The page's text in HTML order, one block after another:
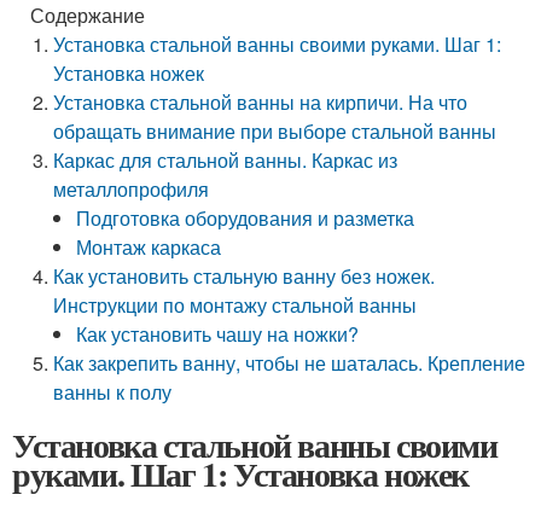
Содержание
Установка стальной ванны своими руками. Шаг 1:
Установка ножек
Установка стальной ванны на кирпичи. На что
обращать внимание при выборе стальной ванны
Каркас для стальной ванны. Каркас из
металлопрофиля
Подготовка оборудования и разметка
Монтаж каркаса
Как установить стальную ванну без ножек.
Инструкции по монтажу стальной ванны
Как установить чашу на ножки?
Как закрепить ванну, чтобы не шаталась. Крепление
ванны к полу
Установка стальной ванны своими
руками. Шаг 1: Установка ножек